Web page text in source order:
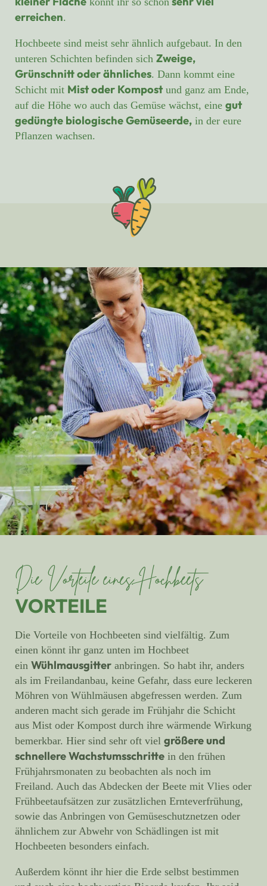
erreichen.
Hochbeete sind meist sehr ähnlich aufgebaut. In den
unteren Schichten befinden sich Zweige,
Grünschnitt oder ähnliches. Dann kommt eine
Schicht mit Mist oder Kompost und ganz am Ende,
auf die Höhe wo auch das Gemüse wächst, eine gut
gedüngte biologische Gemüseerde, in der eure
Pflanzen wachsen.
Die Vorteile eines Hochbeets
VORTEILE
Die Vorteile von Hochbeeten sind vielfältig. Zum
einen könnt ihr ganz unten im Hochbeet
ein Wühlmausgitter anbringen. So habt ihr, anders
als im Freilandanbau, keine Gefahr, dass eure leckeren
Möhren von Wühlmäusen abgefressen werden. Zum
anderen macht sich gerade im Frühjahr die Schicht
aus Mist oder Kompost durch ihre wärmende Wirkung
bemerkbar. Hier sind sehr oft viel größere und
schnellere Wachstumsschritte in den frühen
Frühjahrsmonaten zu beobachten als noch im
Freiland. Auch das Abdecken der Beete mit Vlies oder
Frühbeetaufsätzen zur zusätzlichen Ernteverfrühung,
sowie das Anbringen von Gemüseschutznetzen oder
ähnlichem zur Abwehr von Schädlingen ist mit
Hochbeeten besonders einfach.
Außerdem könnt ihr hier die Erde selbst bestimmen